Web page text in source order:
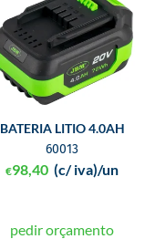
BATERIA LITIO 4.0AH
60013
€98,40 (c/ iva)/un
pedir orçamento